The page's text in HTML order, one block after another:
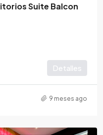
Suite Balcon
Detalles
9 meses ago